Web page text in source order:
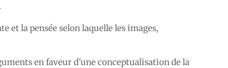
et la pensée selon laquelle les images,
en faveur d'une conceptualisation de la